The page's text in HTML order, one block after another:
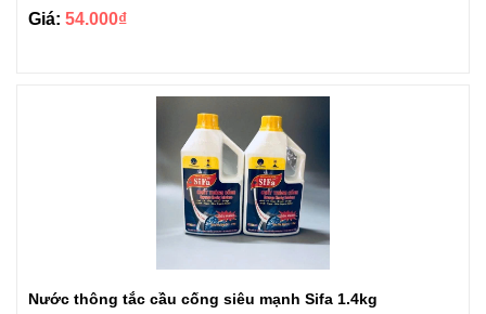
Giá: 54.000₫
Nước thông tắc cầu cống siêu mạnh Sifa 1.4kg